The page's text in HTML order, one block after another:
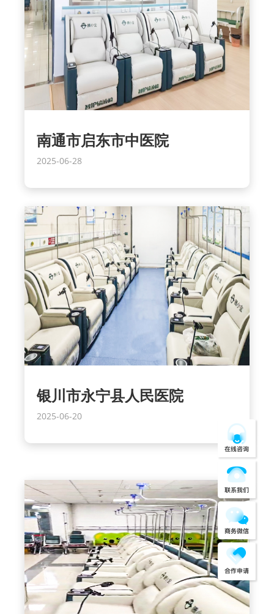
南通市启东市中医院
2025-06-28
银川市永宁县人民医院
2025-06-20